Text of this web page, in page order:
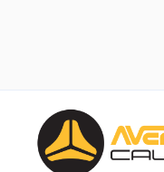
contenuto